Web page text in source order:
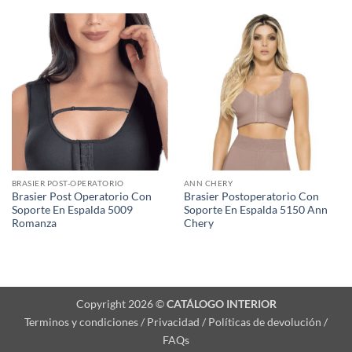
BRASIER POST-OPERATORIO
Brasier Post Operatorio Con
Soporte En Espalda 5009
Romanza
ANN CHERY
Brasier Postoperatorio Con
Soporte En Espalda 5150 Ann
Chery
Copyright 2026 ©CATÁLOGO INTERIOR
Terminos y condiciones / Privacidad / Políticas de devolución /
FAQs